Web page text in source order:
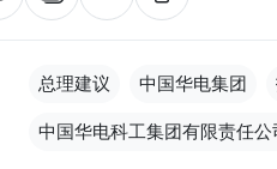
总理建议 中国华电集团
中国华电科工集团有限责任公